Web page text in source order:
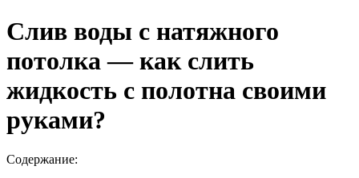
Слив воды с натяжного
потолка — как слить
жидкость с полотна своими
руками?
Содержание: